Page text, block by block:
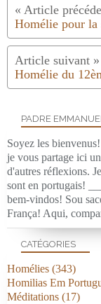
PADRE
Soyez les
je vous partage ici
d'autres réflexions.
sont en portugais!
bem-vindos! Sou
França! Aqui,
CATÉGORIES
Homélies (343)
Homilias Em
Méditations (17)